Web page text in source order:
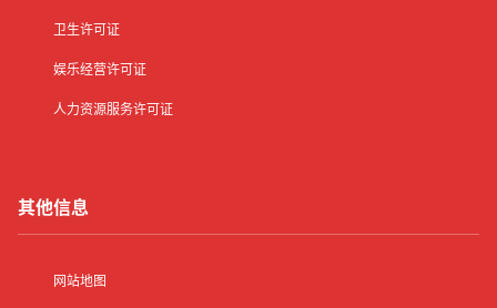
卫生许可证
娱乐经营许可证
人力资源服务许可证
其他信息
网站地图